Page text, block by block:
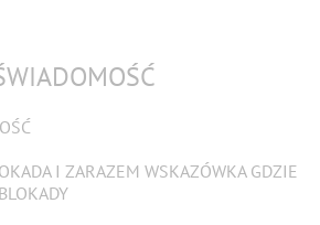
I ZARAZEM WSKAZÓWKA GDZIE